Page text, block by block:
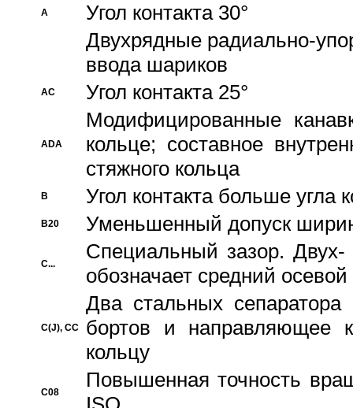
A
Угол контакта 30°
Двухрядные радиально-
ввода шариков
AC Угол контакта 25°
ADA
Модифицированные
кольце; составное
стяжного кольца
B Угол контакта больше угла
B20 Уменьшенный допуск
C...
Специальный зазор.
обозначает средний
C(J), CC
Два стальных сепаратора
бортов и направляющее
кольцу
C08
Повышенная точность